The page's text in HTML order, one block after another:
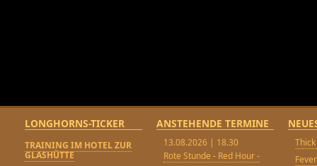
LONGHORNS-TICKER
TRAINING IM HOTEL ZUR
GLASHÜTTE
ANSTEHENDE TERMINE
13.08.2026 | 18.30
Rote Stunde - Red Hour -